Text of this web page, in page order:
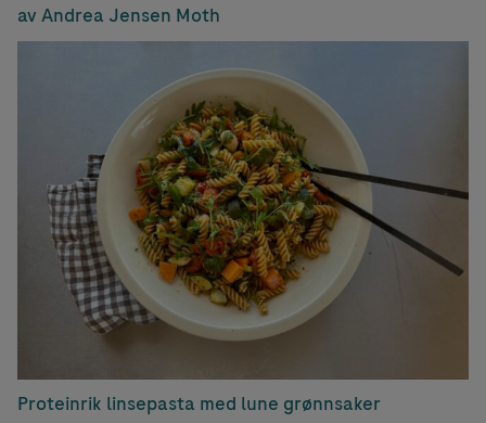
av Andrea Jensen Moth
Proteinrik linsepasta med lune grønnsaker